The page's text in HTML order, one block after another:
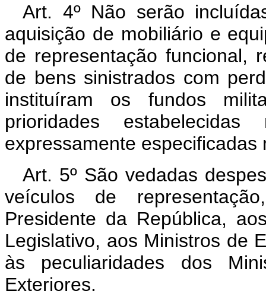
Art. 4º Não serão
aquisição de mobiliário e
de representação funcional,
de bens sinistrados com
instituíram os fundos
prioridades
expressamente especificadas
Art. 5º São vedadas
veículos de
Presidente da República,
Legislativo, aos Ministros de
às peculiaridades dos
Exteriores.